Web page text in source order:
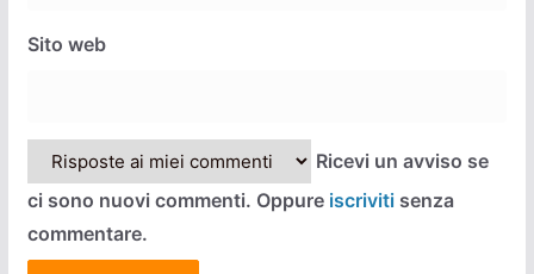
Sito web
Ricevi un avviso se
ci sono nuovi commenti. Oppure iscrivitisenza
commentare.